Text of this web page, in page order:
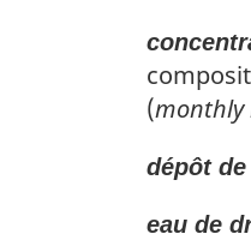
(monthly
dépôt
eau de